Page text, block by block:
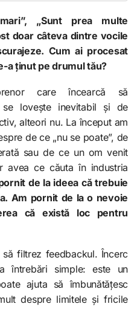
„Sunt prea multe
doar câteva dintre vocile
Cum ai procesat
a ținut pe drumul tău?
care încearcă să
lovește inevitabil și de
alteori nu. La început am
de ce „nu se poate”, de
sau de ce un om venit
avea ce căuta în industria
de la ideea că trebuie
Am pornit de la o nevoie
că există loc pentru
filtrez feedbackul. Încerc
întrebări simple: este un
ajuta să îmbunătățesc
despre limitele și fricile